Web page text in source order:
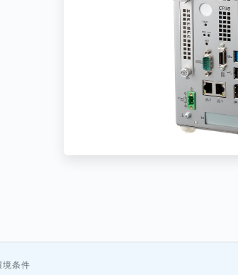
境条件